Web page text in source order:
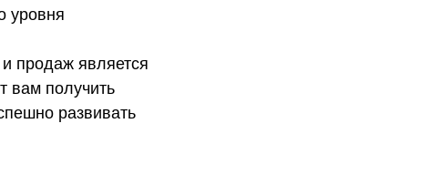
уровня
продаж является
вам получить
развивать